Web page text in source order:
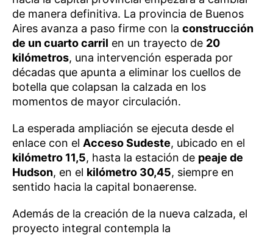
de manera definitiva. La provincia de Buenos
Aires avanza a paso firme con la construcción
de un cuarto carril en un trayecto de 20
kilómetros, una intervención esperada por
décadas que apunta a eliminar los cuellos de
botella que colapsan la calzada en los
momentos de mayor circulación.
La esperada ampliación se ejecuta desde el
enlace con el Acceso Sudeste, ubicado en el
kilómetro 11,5, hasta la estación de peaje de
Hudson, en el kilómetro 30,45, siempre en
sentido hacia la capital bonaerense.
Además de la creación de la nueva calzada, el
proyecto integral contempla la